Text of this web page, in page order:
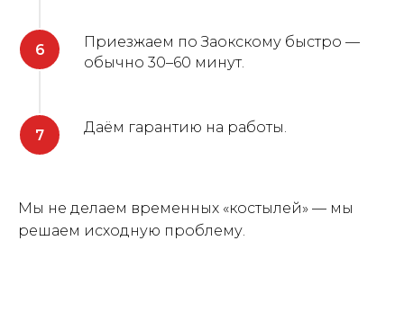
Приезжаем по Заокскому быстро —
обычно 30–60 минут.
Даём гарантию на работы.
Мы не делаем временных «костылей» — мы
решаем исходную проблему.